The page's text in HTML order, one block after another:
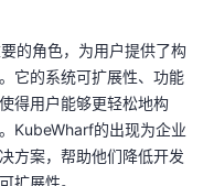
的角色，为用户提供了构
它的系统可扩展性、功能
得用户能够更轻松地构
KubeWharf的出现为企业
方案，帮助他们降低开发
扩展性。